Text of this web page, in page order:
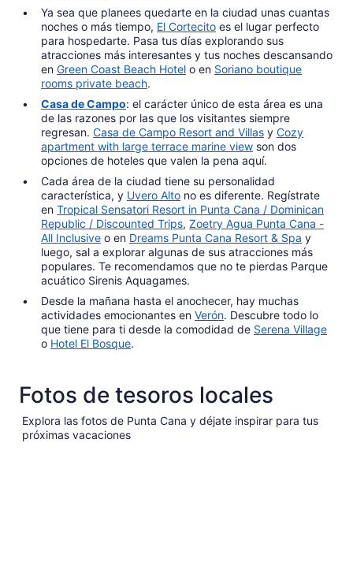
Ya sea que planees quedarte en la ciudad unas cuantas
noches o más tiempo, El Cortecito es el lugar perfecto
para hospedarte. Pasa tus días explorando sus
atracciones más interesantes y tus noches descansando
en Green Coast Beach Hotel o en Soriano boutique
rooms private beach.
Casa de Campo: el carácter único de esta área es una
de las razones por las que los visitantes siempre
regresan. Casa de Campo Resort and Villas y Cozy
apartment with large terrace marine view son dos
opciones de hoteles que valen la pena aquí.
Cada área de la ciudad tiene su personalidad
característica, y Uvero Alto no es diferente. Regístrate
en Tropical Sensatori Resort in Punta Cana / Dominican
Republic / Discounted Trips, Zoetry Agua Punta Cana -
All Inclusive o en Dreams Punta Cana Resort & Spa y
luego, sal a explorar algunas de sus atracciones más
populares. Te recomendamos que no te pierdas Parque
acuático Sirenis Aquagames.
Desde la mañana hasta el anochecer, hay muchas
actividades emocionantes en Verón. Descubre todo lo
que tiene para ti desde la comodidad de Serena Village
o Hotel El Bosque.
Fotos de tesoros locales
Explora las fotos de Punta Cana y déjate inspirar para tus
próximas vacaciones